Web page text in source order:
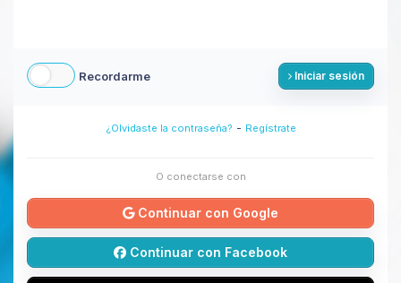
Recordarme Iniciar sesión
¿Olvidaste la contraseña? - Regístrate
O conectarse con
Continuar con Google
Continuar con Facebook